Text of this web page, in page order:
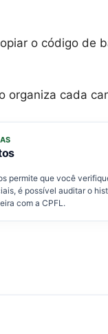
o código de
organiza cada
permite que você
é possível auditar o
com a CPFL.